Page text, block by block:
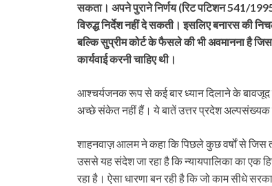
सकता। अपने पुराने निर्णय (रिट पटिशन 541/
विरुद्ध निर्देश नहीं दे सकती। इसलिए बनारस की
बल्कि सुप्रीम कोर्ट के फैसले की भी अवमानना है
कार्यवाई करनी चाहिए थी।
आश्चर्यजनक रूप से कई बार ध्यान दिलाने के बावजूद
अच्छे संकेत नहीं हैं। ये बातें उत्तर प्रदेश अल्पसंख्यक
शाहनवाज़ आलम ने कहा कि पिछले कुछ वर्षों से जिस
उससे यह संदेश जा रहा है कि न्यायपालिका का एक
रहा है। ऐसा धारणा बन रही है कि जो काम सीधे